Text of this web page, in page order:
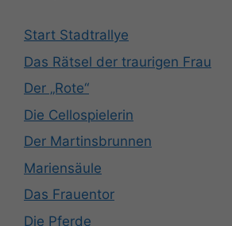
Start Stadtrallye
Das Rätsel der traurigen Frau
Der „Rote“
Die Cellospielerin
Der Martinsbrunnen
Mariensäule
Das Frauentor
Die Pferde